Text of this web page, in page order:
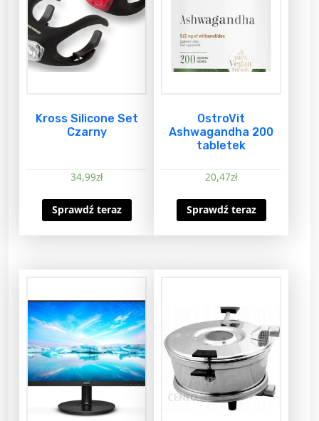
Kross Silicone Set
Czarny
34,99zł
Sprawdź teraz
OstroVit
Ashwagandha 200
tabletek
20,47zł
Sprawdź teraz